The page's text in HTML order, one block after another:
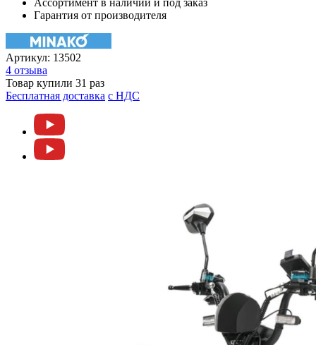
Гарантия от производителя
Артикул: 13502
4 отзыва
Товар купили 31 раз
Бесплатная доставка c НДС